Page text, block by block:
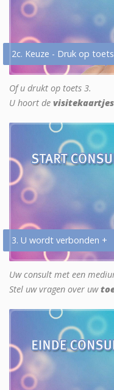
2c. Keuze - Druk op
Of u drukt op toets 3.
U hoort de visitekaartjes
3. U wordt verbonden +
Uw consult met een
Stel uw vragen over uw